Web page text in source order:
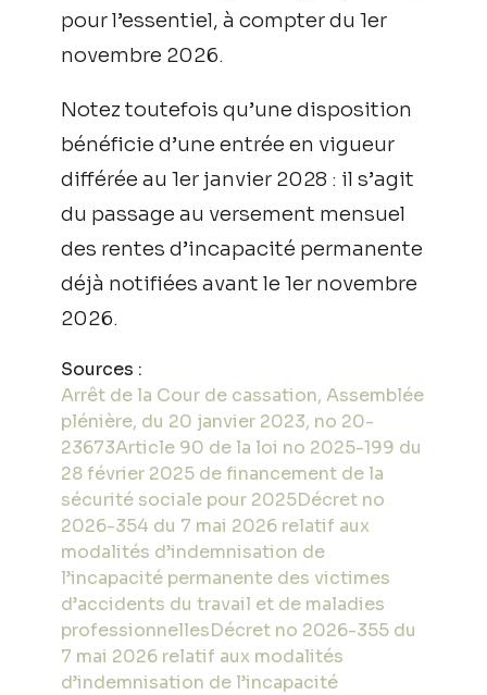
pour l’essentiel, à compter du 1er
novembre 2026.
Notez toutefois qu’une disposition
bénéficie d’une entrée en vigueur
différée au 1er janvier 2028 : il s’agit
du passage au versement mensuel
des rentes d’incapacité permanente
déjà notifiées avant le 1er novembre
2026.
Sources :
Arrêt de la Cour de cassation, Assemblée
plénière, du 20 janvier 2023, no 20-
23673Article 90 de la loi no 2025-199 du
28 février 2025 de financement de la
sécurité sociale pour 2025Décret no
2026-354 du 7 mai 2026 relatif aux
modalités d’indemnisation de
l’incapacité permanente des victimes
d’accidents du travail et de maladies
professionnellesDécret no 2026-355 du
7 mai 2026 relatif aux modalités
d’indemnisation de l’incapacité